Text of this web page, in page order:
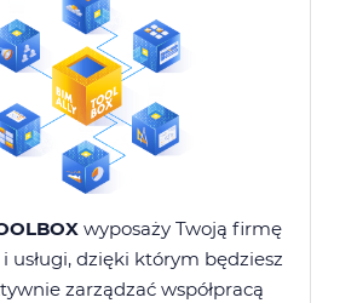
wyposaży Twoją firmę
usługi, dzięki którym będziesz
zarządzać współpracą